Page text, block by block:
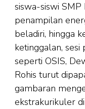
siswa-siswi
penampilan
beladiri, hingga
ketinggalan, sesi
seperti OSIS,
Rohis turut
gambaran
ekstrakurikuler